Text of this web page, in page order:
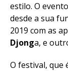
estilo. O
desde a sua
2019 com as
Djonga, e
O festival, que